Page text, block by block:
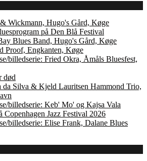
Wickmann, Hugo's Gård, Køge
på Den Blå Festival
Blues Band, Hugo's Gård, Køge
Proof, Engkanten, Køge
billedserie: Fried Okra, Åmåls Bluesfest,
død
da Silva & Kjeld Lauritsen Hammond Trio,
billedserie: Keb' Mo' og Kajsa Vala
Copenhagen Jazz Festival 2026
billedserie: Elise Frank, Dalane Blues